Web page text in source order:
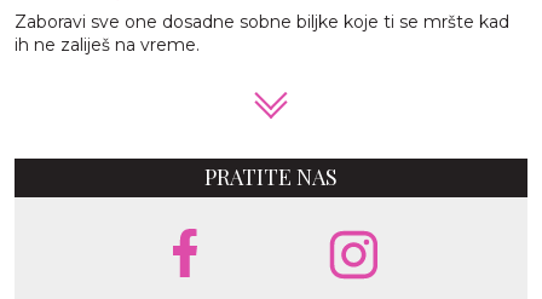
Zaboravi sve one dosadne sobne biljke koje ti se mršte kad
ih ne zaliješ na vreme.
PRATITE NAS